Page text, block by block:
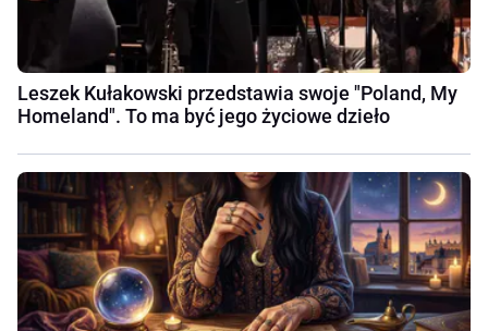
Leszek Kułakowski przedstawia swoje "Poland, My
Homeland". To ma być jego życiowe dzieło